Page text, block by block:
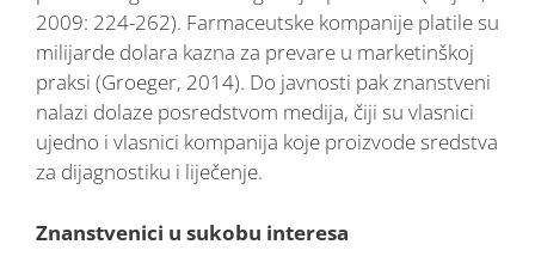
2009: 224-262). Farmaceutske kompanije platile su
milijarde dolara kazna za prevare u marketinškoj
praksi (Groeger, 2014). Do javnosti pak znanstveni
nalazi dolaze posredstvom medija, čiji su vlasnici
ujedno i vlasnici kompanija koje proizvode sredstva
za dijagnostiku i liječenje.
Znanstvenici u sukobu interesa